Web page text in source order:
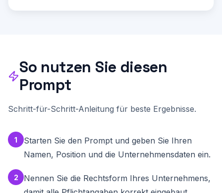
Struktur der Signatur:
- Zeile 6: Telefon | Mobil | E-Mail
- Zeile 7: Website
- Zeile 8: Social-Media-Icons (verlinkt)
- Zeile 9: [Trennlinie]
Schrift, grau)
- Zeile 11: Registergericht, HRB,
(klein, grau)
- Optional Zeile 13: Umwelthinweis ("Bitte
denken Sie an die Umwelt, bevor Sie diese E-
**EINRICHTUNGSANLEITUNG:**
So nutzen Sie diesen
Prompt
Schritt-für-Schritt-Anleitung für beste Ergebnisse.
1
Starten Sie den Prompt und geben Sie Ihren
Namen, Position und die Unternehmensdaten ein.
2
Nennen Sie die Rechtsform Ihres Unternehmens,